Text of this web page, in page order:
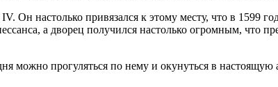
Он настолько привязался к этому месту, что в 1599
а дворец получился настолько огромным, что
можно прогуляться по нему и окунуться в настоящую